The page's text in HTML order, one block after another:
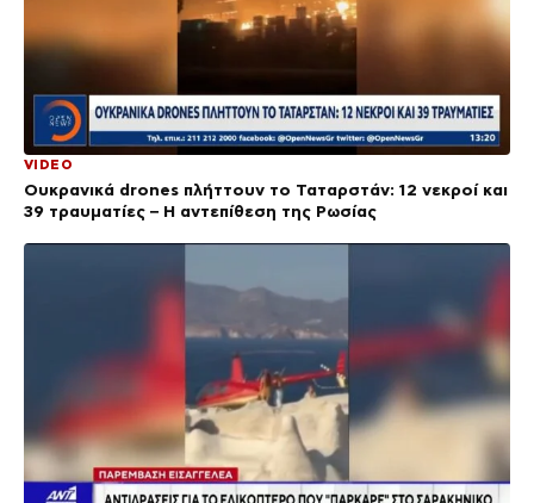
VIDEO
Ουκρανικά drones πλήττουν το Ταταρστάν: 12 νεκροί και
39 τραυματίες – Η αντεπίθεση της Ρωσίας